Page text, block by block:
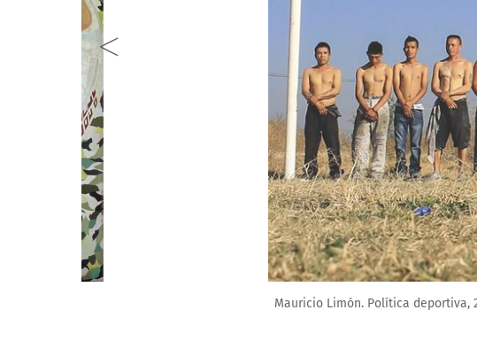
Mauricio Limón. Política deportiva, 2014. Cortesía del artista